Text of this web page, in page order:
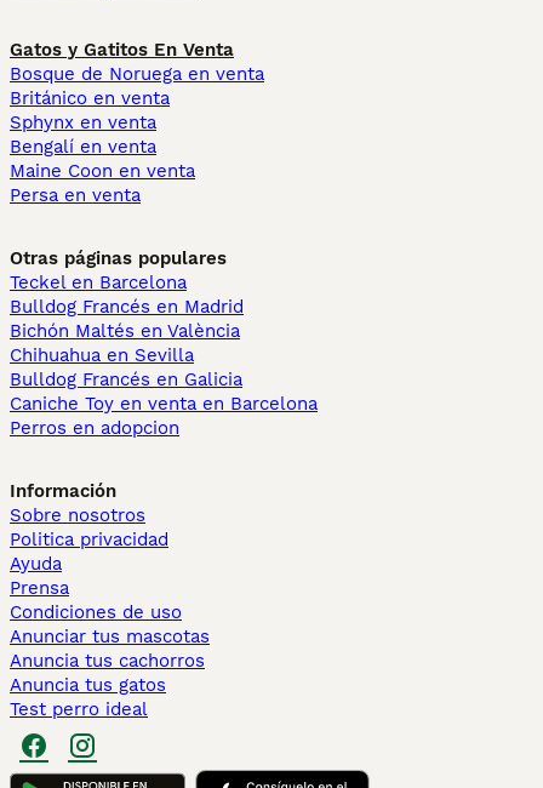
Gatos y Gatitos En Venta
Bosque de Noruega en venta
Británico en venta
Sphynx en venta
Bengalí en venta
Maine Coon en venta
Persa en venta
Otras páginas populares
Teckel en Barcelona
Bulldog Francés en Madrid
Bichón Maltés en València
Chihuahua en Sevilla
Bulldog Francés en Galicia
Caniche Toy en venta en Barcelona
Perros en adopcion
Información
Sobre nosotros
Politica privacidad
Ayuda
Prensa
Condiciones de uso
Anunciar tus mascotas
Anuncia tus cachorros
Anuncia tus gatos
Test perro ideal